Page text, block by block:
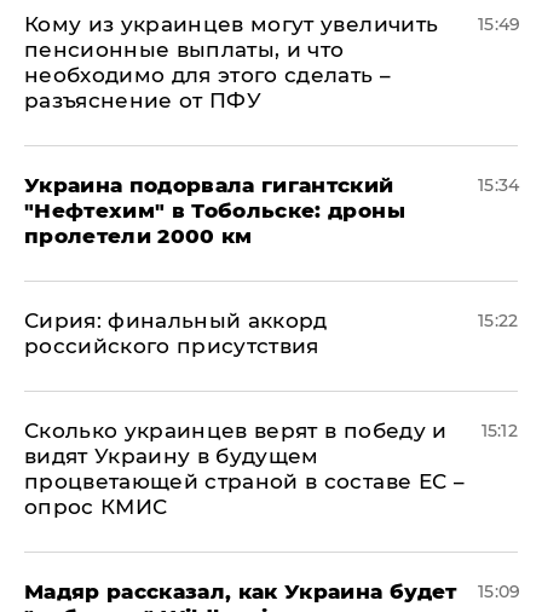
Кому из украинцев могут увеличить
пенсионные выплаты, и что
необходимо для этого сделать –
разъяснение от ПФУ
15:49
Украина подорвала гигантский
"Нефтехим" в Тобольске: дроны
пролетели 2000 км
15:34
​Сирия: финальный аккорд
российского присутствия
15:22
Сколько украинцев верят в победу и
видят Украину в будущем
процветающей страной в составе ЕС –
опрос КМИС
15:12
Мадяр рассказал, как Украина будет
15:09